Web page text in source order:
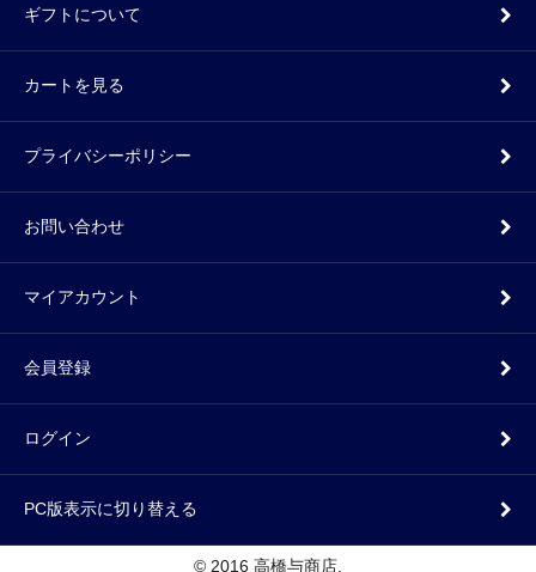
ギフトについて
カートを見る
プライバシーポリシー
お問い合わせ
マイアカウント
会員登録
ログイン
PC版表示に切り替える
© 2016 高橋与商店.